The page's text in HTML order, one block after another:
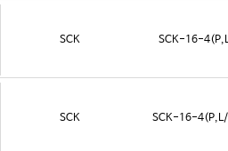
SCK SCK-16-
SCK SCK-16-